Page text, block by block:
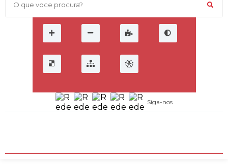
O que voce procura?
Siga-nos